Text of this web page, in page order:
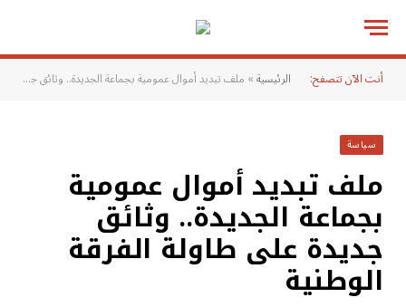
أنت الآن تتصفح: الرئيسية» ملف تبديد أموال عمومية بجماعة الجديدة.. وثائق جديدة على طاولة الفرقة الوطنية
سياسة
ملف تبديد أموال عمومية
بجماعة الجديدة.. وثائق
جديدة على طاولة الفرقة
الوطنية